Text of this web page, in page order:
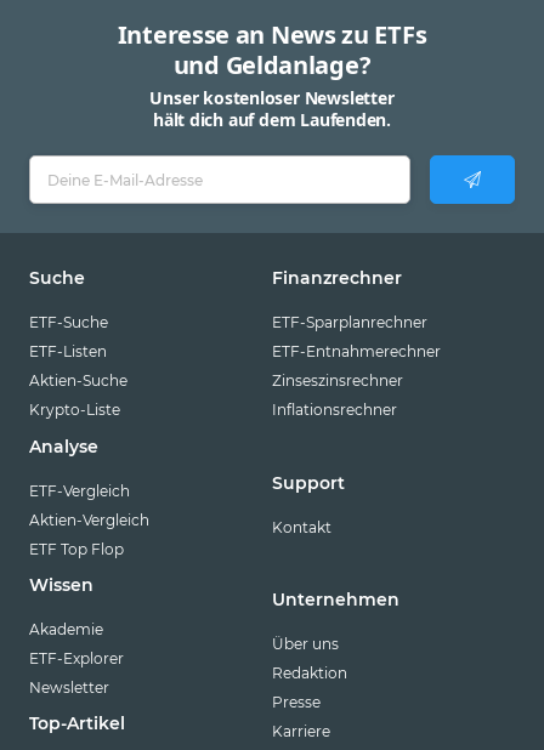
Interesse an News zu ETFs
und Geldanlage?
Unser kostenloser Newsletter
hält dich auf dem Laufenden.
Suche
ETF-Suche
ETF-Listen
Aktien-Suche
Krypto-Liste
Analyse
ETF-Vergleich
Aktien-Vergleich
ETF Top Flop
Wissen
Akademie
ETF-Explorer
Newsletter
Top-Artikel
Finanzrechner
ETF-Sparplanrechner
ETF-Entnahmerechner
Zinseszinsrechner
Inflationsrechner
Support
Kontakt
Unternehmen
Über uns
Redaktion
Presse
Karriere